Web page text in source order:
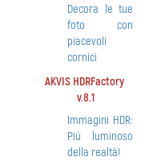
Decora le tue
foto con
piacevoli
cornici
AKVIS HDRFactory
v.8.1
Immagini HDR:
Più luminoso
della realtà!